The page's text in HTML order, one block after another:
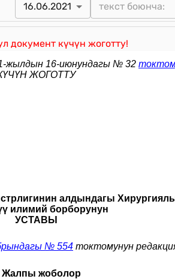
16.06.2021
документ күчүн жоготту!